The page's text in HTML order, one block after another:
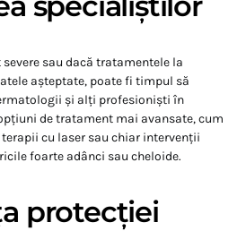
sau dacă tratamentele la
așteptate, poate fi timpul să
și alți profesioniști în
de tratament mai avansate, cum
cu laser sau chiar intervenții
foarte adânci sau cheloide.
protecției